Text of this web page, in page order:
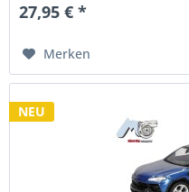
27,95 € *
Merken
NEU